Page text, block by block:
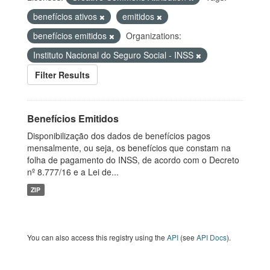
benefícios ativos
emitidos
benefícios emitidos
Organizations:
Instituto Nacional do Seguro Social - INSS
Filter Results
Benefícios Emitidos
Disponibilização dos dados de benefícios pagos
mensalmente, ou seja, os benefícios que constam na
folha de pagamento do INSS, de acordo com o Decreto
nº 8.777/16 e a Lei de...
ZIP
You can also access this registry using the API (see API Docs).